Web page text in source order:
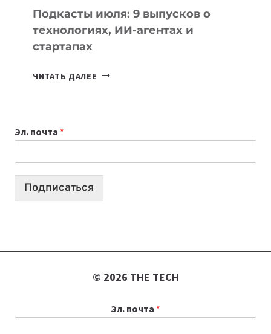
Подкасты июля: 9 выпусков о
технологиях, ИИ-агентах и
стартапах
ЧИТАТЬ ДАЛЕЕ ПОДКАСТЫ
ИИ-
АГЕНТАХ
Эл. почта *
Подписаться
© 2026 THE TECH
Эл. почта *